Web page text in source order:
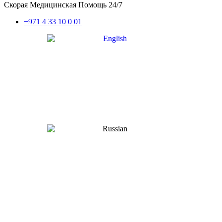
Скорая Медицинская Помощь 24/7
+971 4 33 10 0 01